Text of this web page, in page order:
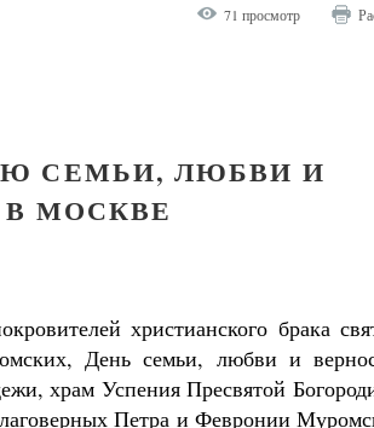
71 просмотр
СЕМЬИ, ЛЮБВИ И
МОСКВЕ
христианского брака
День семьи, любви и
храм Успения Пресвятой
Петра и Февронии